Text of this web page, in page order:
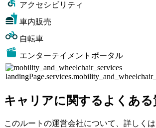
アクセシビリティ
車内販売
自転車
エンターテイメントポータル
キャリアに関するよくある
このルートの運営会社について、詳しく